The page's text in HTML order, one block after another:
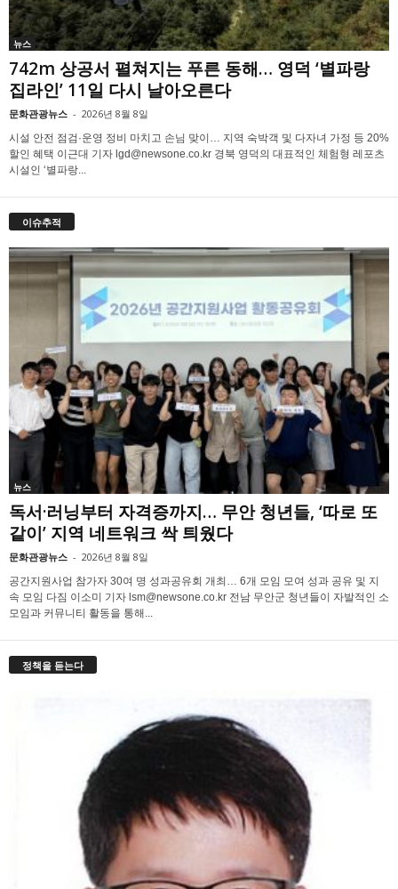
뉴스
742m 상공서 펼쳐지는 푸른 동해… 영덕 ‘별파랑
집라인’ 11일 다시 날아오른다
문화관광뉴스 - 2026년 8월 8일
시설 안전 점검·운영 정비 마치고 손님 맞이… 지역 숙박객 및 다자녀 가정 등 20%
할인 혜택 이근대 기자 lgd@newsone.co.kr 경북 영덕의 대표적인 체험형 레포츠
시설인 ‘별파랑...
이슈추적
뉴스
독서·러닝부터 자격증까지… 무안 청년들, ‘따로 또
같이’ 지역 네트워크 싹 틔웠다
문화관광뉴스 - 2026년 8월 8일
공간지원사업 참가자 30여 명 성과공유회 개최… 6개 모임 모여 성과 공유 및 지
속 모임 다짐 이소미 기자 lsm@newsone.co.kr 전남 무안군 청년들이 자발적인 소
모임과 커뮤니티 활동을 통해...
정책을 듣는다